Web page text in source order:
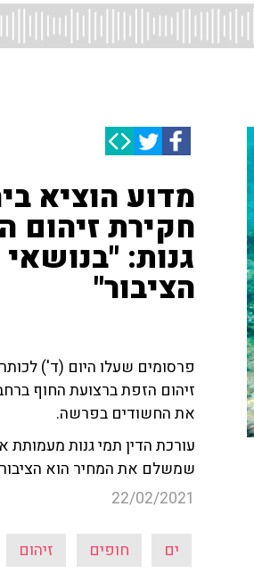
מדוע הוציא
חקירת זיהום
גנות:
הציבור"
פרסומים שעלו היום (ד')
זיהום הזפת ברצועת החוף
את החשודים בפרשה.
עורכת הדין תמי גנות
שמשלם את המחיר הוא
22/02/2021
ים חופים זיהום